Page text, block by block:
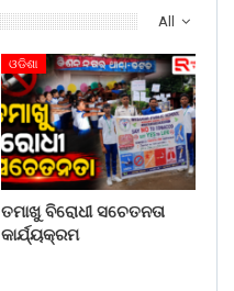
All
ଓଡିଶା
ତମାଖୁ ବିରୋଧୀ ସଚେତନତା
କାର୍ଯ୍ୟକ୍ରମ